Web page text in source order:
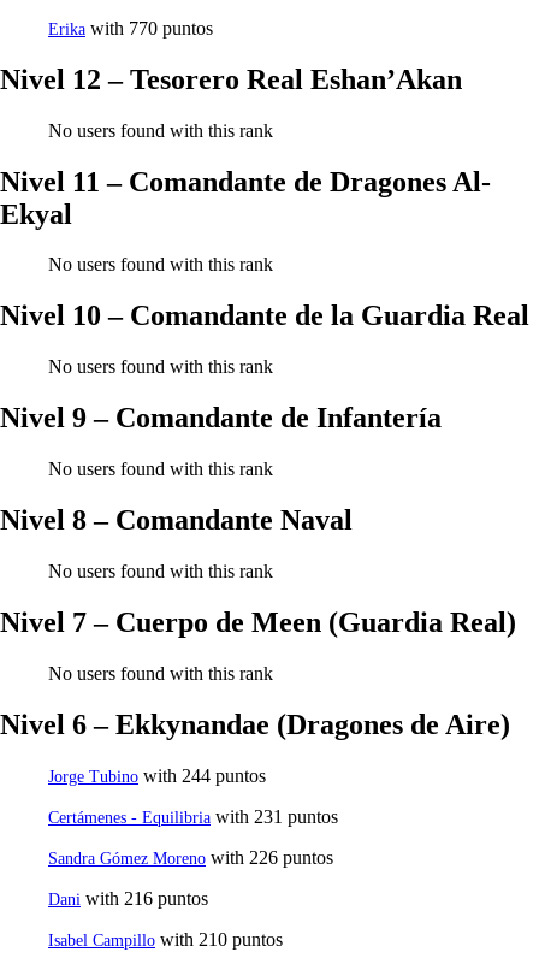
Erika with 770 puntos
Nivel 12 – Tesorero Real Eshan’Akan
No users found with this rank
Nivel 11 – Comandante de Dragones Al-
Ekyal
No users found with this rank
Nivel 10 – Comandante de la Guardia Real
No users found with this rank
Nivel 9 – Comandante de Infantería
No users found with this rank
Nivel 8 – Comandante Naval
No users found with this rank
Nivel 7 – Cuerpo de Meen (Guardia Real)
No users found with this rank
Nivel 6 – Ekkynandae (Dragones de Aire)
Jorge Tubino with 244 puntos
Certámenes - Equilibria with 231 puntos
Sandra Gómez Moreno with 226 puntos
Dani with 216 puntos
Isabel Campillo with 210 puntos